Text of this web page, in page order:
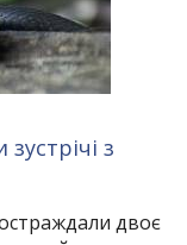
з
двоє